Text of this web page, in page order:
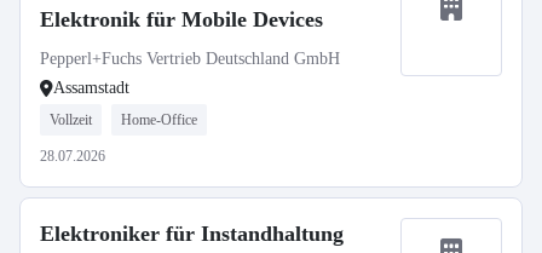
Elektronik für Mobile Devices
Pepperl+Fuchs Vertrieb Deutschland GmbH
Assamstadt
Vollzeit Home-Office
28.07.2026
Elektroniker für Instandhaltung